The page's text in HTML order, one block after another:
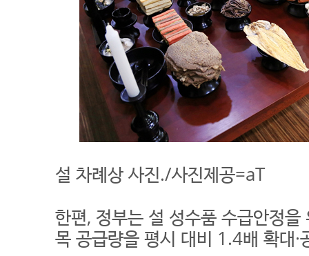
설 차례상 사진./사진제공=aT
한편, 정부는 설 성수품 수급안정
목 공급량을 평시 대비 1.4배 확대·